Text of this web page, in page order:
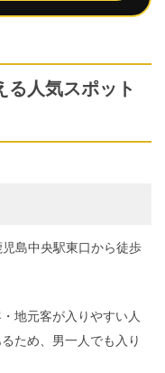
る人気スポット
島中央駅東口から徒歩
地元客が入りやすい人
ため、男一人でも入り